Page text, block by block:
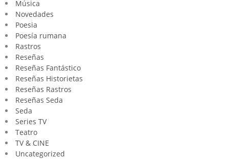
Música
Novedades
Poesia
Poesía rumana
Rastros
Reseñas
Reseñas Fantástico
Reseñas Historietas
Reseñas Rastros
Reseñas Seda
Seda
Series TV
Teatro
TV & CINE
Uncategorized